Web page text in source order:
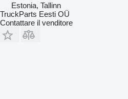
Estonia, Tallinn
TruckParts Eesti OÜ
Contattare il venditore